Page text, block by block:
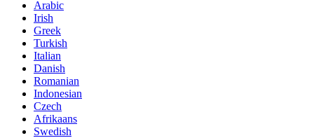
Arabic
Irish
Greek
Turkish
Italian
Danish
Romanian
Indonesian
Czech
Afrikaans
Swedish